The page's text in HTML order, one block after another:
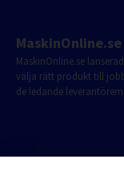
MaskinOnline.se
MaskinOnline.se
välja rätt produkt till
de ledande